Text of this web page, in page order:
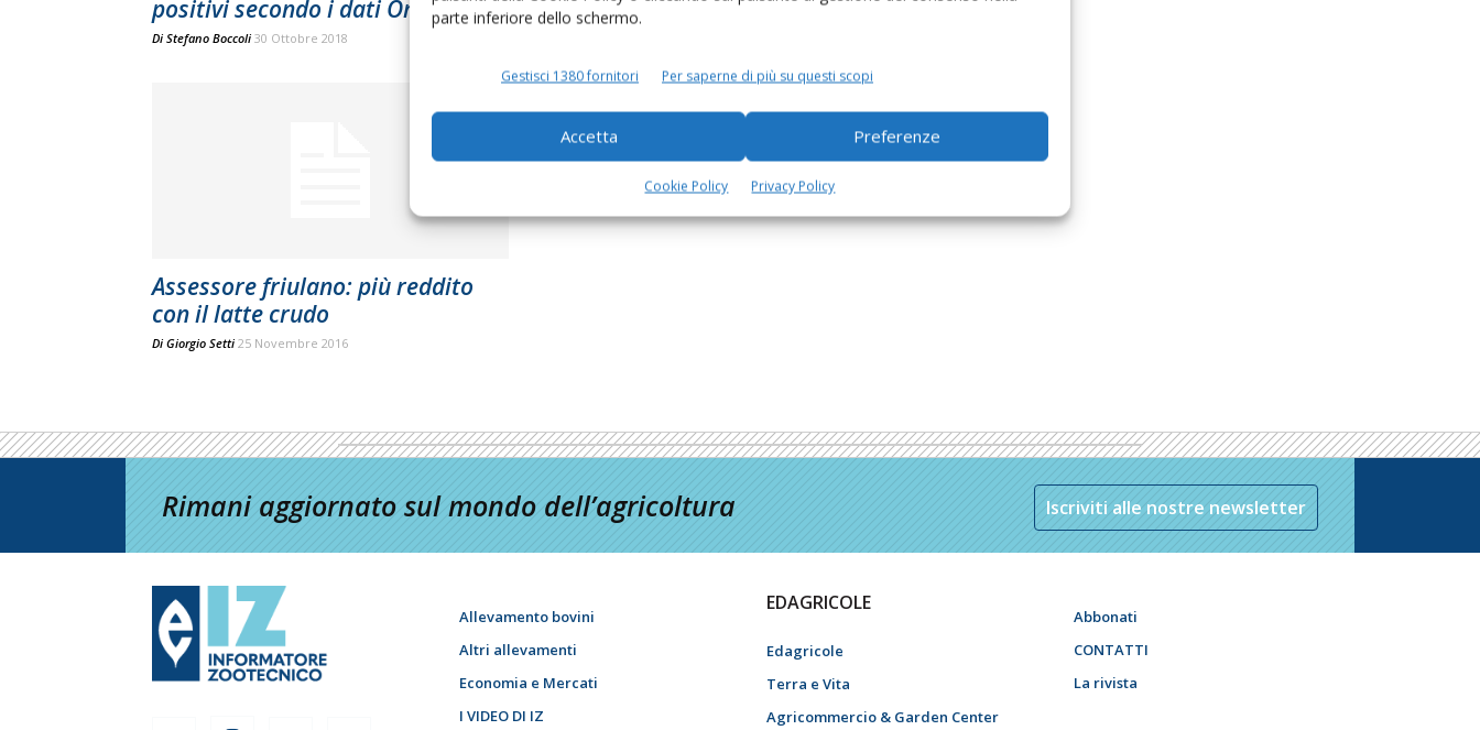
parte inferiore dello schermo.
Gestisci 1380 fornitori Per saperne di più su questi scopi
Accetta Preferenze
Cookie Policy Privacy Policy
positivi secondo i dati Ompz
Di Stefano Boccoli 30 Ottobre 2018
del 2,6%
Assessore friulano: più reddito
con il latte crudo
Di Giorgio Setti 25 Novembre 2016
Rimani aggiornato sul mondo dell’agricoltura Iscriviti alle nostre newsletter
Allevamento bovini
Altri allevamenti
Economia e Mercati
I VIDEO DI IZ
EDAGRICOLE
Edagricole
Terra e Vita
Agricommercio & Garden Center
Abbonati
CONTATTI
La rivista